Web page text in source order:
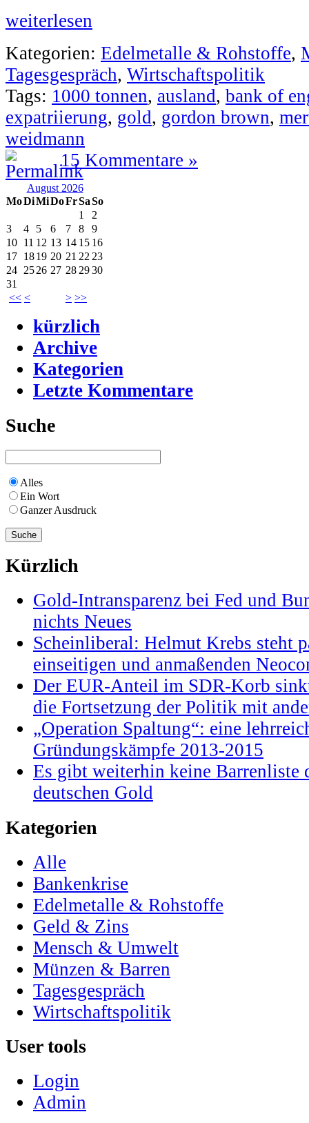
weiterlesen
Kategorien: Edelmetalle & Rohstoffe,
Tagesgespräch, Wirtschaftspolitik
Tags: 1000 tonnen, ausland, bank of
expatriierung, gold, gordon brown,
weidmann
15 Kommentare »
August 2026
MoDiMiDoFrSaSo
<< < > >>
1
2
3
4 5 6 7 8
9
10 11 12 13 14 15 16
17 1819 20 21 22 23
24 2526 27 28 2930
31
kürzlich
Archive
Kategorien
Letzte Kommentare
Suche
Alles
Ein Wort
Ganzer Ausdruck
Kürzlich
Gold-Intransparenz bei Fed und
nichts Neues
Scheinliberal: Helmut Krebs steht
einseitigen und anmaßenden
Der EUR-Anteil im SDR-Korb
die Fortsetzung der Politik mit
„Operation Spaltung“: eine
Gründungskämpfe 2013-2015
Es gibt weiterhin keine Barrenliste
deutschen Gold
Kategorien
Alle
Bankenkrise
Edelmetalle & Rohstoffe
Geld & Zins
Mensch & Umwelt
Münzen & Barren
Tagesgespräch
Wirtschaftspolitik
User tools
Login
Admin